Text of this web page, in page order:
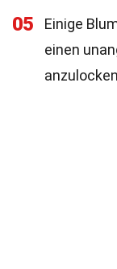
05
Einige
einen